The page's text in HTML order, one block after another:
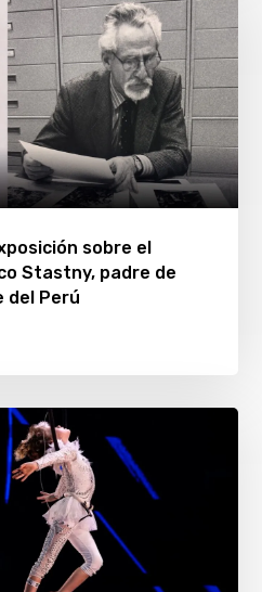
sobre el
Stastny, padre de
del Perú